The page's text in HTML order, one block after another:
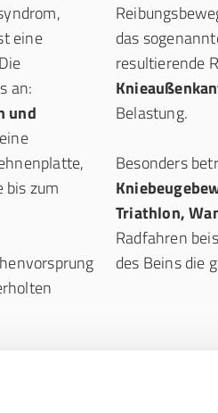
eine
an:
und
bis zum
das
resultierende
Belastung.
Besonders
Triathlon,
Radfahren
des Beins die